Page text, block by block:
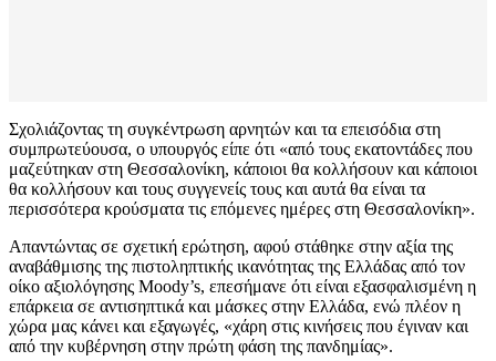
Σχολιάζοντας τη συγκέντρωση αρνητών και τα επεισόδια στη
συμπρωτεύουσα, ο υπουργός είπε ότι «από τους εκατοντάδες που
μαζεύτηκαν στη Θεσσαλονίκη, κάποιοι θα κολλήσουν και κάποιοι
θα κολλήσουν και τους συγγενείς τους και αυτά θα είναι τα
περισσότερα κρούσματα τις επόμενες ημέρες στη Θεσσαλονίκη».
Απαντώντας σε σχετική ερώτηση, αφού στάθηκε στην αξία της
αναβάθμισης της πιστοληπτικής ικανότητας της Ελλάδας από τον
οίκο αξιολόγησης Moody’s, επεσήμανε ότι είναι εξασφαλισμένη η
επάρκεια σε αντισηπτικά και μάσκες στην Ελλάδα, ενώ πλέον η
χώρα μας κάνει και εξαγωγές, «χάρη στις κινήσεις που έγιναν και
από την κυβέρνηση στην πρώτη φάση της πανδημίας».